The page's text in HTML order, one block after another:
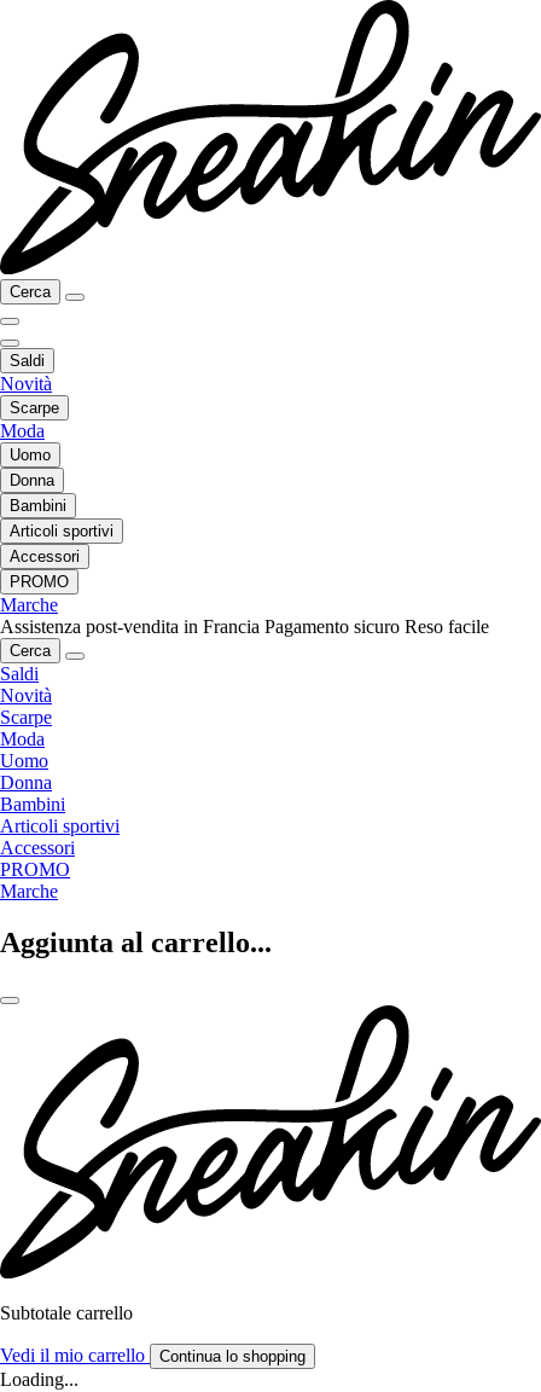
Cerca
Saldi
Novità
Scarpe
Moda
Uomo
Donna
Bambini
Articoli sportivi
Accessori
PROMO
Marche
Assistenza post-vendita in Francia Pagamento sicuro Reso facile
Cerca
Saldi
Novità
Scarpe
Moda
Uomo
Donna
Bambini
Articoli sportivi
Accessori
PROMO
Marche
Aggiunta al carrello...
Subtotale carrello
Vedi il mio carrello Continua lo shopping
Loading...